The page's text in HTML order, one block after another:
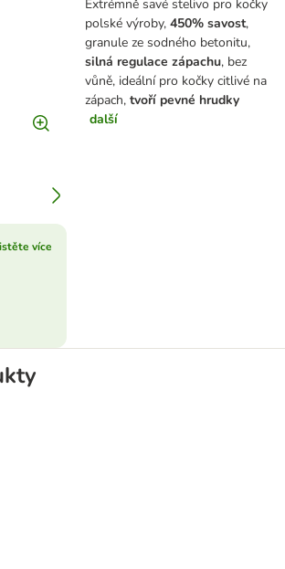
Extrémně savé stelivo pro kočky
polské výroby,450% savost,
granule ze sodného betonitu,
silná regulace zápachu, bez
vůně, ideální pro kočky citlivé na
zápach, tvoří pevné hrudky
další
více
x 100 g - výhodné balení